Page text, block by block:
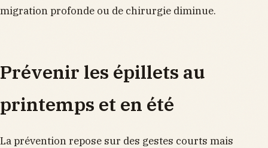
migration profonde ou de chirurgie diminue.
Prévenir les épillets au
printemps et en été
La prévention repose sur des gestes courts mais